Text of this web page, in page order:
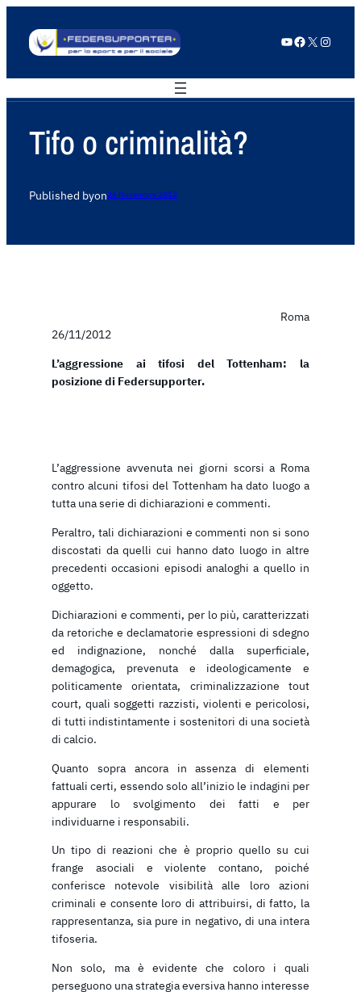
YouTube Facebook X Instagram
Tifo o criminalità?
Published byon26 Novembre 2012
Roma
26/11/2012
L’aggressione ai tifosi del Tottenham: la
posizione di Federsupporter.
L’aggressione avvenuta nei giorni scorsi a Roma
contro alcuni tifosi del Tottenham ha dato luogo a
tutta una serie di dichiarazioni e commenti.
Peraltro, tali dichiarazioni e commenti non si sono
discostati da quelli cui hanno dato luogo in altre
precedenti occasioni episodi analoghi a quello in
oggetto.
Dichiarazioni e commenti, per lo più, caratterizzati
da retoriche e declamatorie espressioni di sdegno
ed indignazione, nonché dalla superficiale,
demagogica, prevenuta e ideologicamente e
politicamente orientata, criminalizzazione tout
court, quali soggetti razzisti, violenti e pericolosi,
di tutti indistintamente i sostenitori di una società
di calcio.
Quanto sopra ancora in assenza di elementi
fattuali certi, essendo solo all’inizio le indagini per
appurare lo svolgimento dei fatti e per
individuarne i responsabili.
Un tipo di reazioni che è proprio quello su cui
frange asociali e violente contano, poiché
conferisce notevole visibilità alle loro azioni
criminali e consente loro di attribuirsi, di fatto, la
rappresentanza, sia pure in negativo, di una intera
tifoseria.
Non solo, ma è evidente che coloro i quali
perseguono una strategia eversiva hanno interesse